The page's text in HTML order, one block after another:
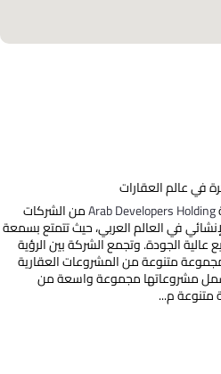
في عالم العقارات
Arab Developers Holdingمن الشركات
في العالم العربي، حيث تتمتع بسمعة
الجودة. وتجمع الشركة بين الرؤية
مجموعة متنوعة من المشروعات العقارية
تشمل مشروعاتها مجموعة واسعة من
متنوعة م...